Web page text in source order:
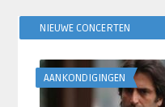
NIEUWE CONCERTEN
AANKONDIGINGEN